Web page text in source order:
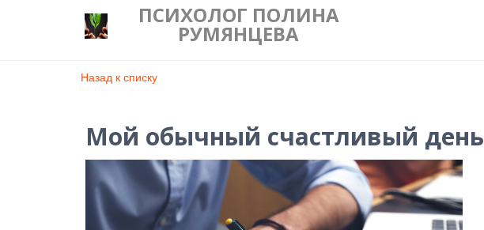
ПСИХОЛОГ ПОЛИНА
РУМЯНЦЕВА
Назад к списку
Мой обычный счастливый день